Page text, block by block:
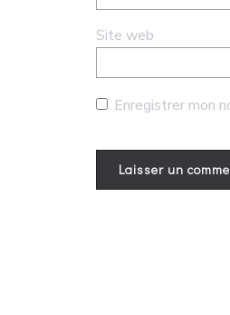
Site web
Enregistrer mon